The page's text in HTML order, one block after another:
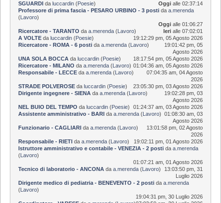
SGUARDIda luccardin(Poesie) Oggi alle 02:37:14
Professore di prima fascia - PESARO URBINO - 3 postida a.merenda
(Lavoro)
Oggi alle 01:06:27
Ricercatore - TARANTO da a.merenda(Lavoro) Ieri alle 07:02:01
A VOLTEda luccardin(Poesie)
19:12:29 pm, 05 Agosto 2026
Ricercatore - ROMA - 6 postida a.merenda(Lavoro)
19:01:42 pm, 05
Agosto 2026
UNA SOLA BOCCAda luccardin(Poesie)
18:17:54 pm, 05 Agosto 2026
Ricercatore - MILANO da a.merenda(Lavoro) 01:04:36 am, 05 Agosto 2026
Responsabile - LECCEda a.merenda(Lavoro)
07:04:35 am, 04 Agosto
2026
STRADE POLVEROSEda luccardin(Poesie)
23:05:30 pm, 03 Agosto 2026
Dirigente ingegnere - SIENAda a.merenda(Lavoro)
19:02:28 pm, 03
Agosto 2026
NEL BUIO DEL TEMPO da luccardin(Poesie)
01:24:37 am, 03 Agosto 2026
Assistente amministrativo - BARIda a.merenda(Lavoro)
01:08:30 am, 03
Agosto 2026
Funzionario - CAGLIARIda a.merenda(Lavoro)
13:01:58 pm, 02 Agosto
2026
Responsabile - RIETIda a.merenda(Lavoro)
19:02:11 pm, 01 Agosto 2026
Istruttore amministrativo e contabile - VENEZIA - 2 postida a.merenda
(Lavoro)
01:07:21 am, 01 Agosto 2026
Tecnico di laboratorio - ANCONAda a.merenda(Lavoro)
13:03:50 pm, 31
Luglio 2026
Dirigente medico di pediatria - BENEVENTO - 2 postida a.merenda
(Lavoro)
19:04:31 pm, 30 Luglio 2026